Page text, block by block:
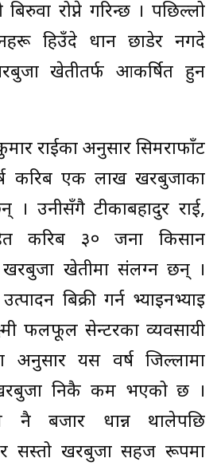
रोप्ने गरिन्छ । पछिल्लो
हिउँदे धान छाडेर नगदे
खेतीतर्फ आकर्षित हुन
राईका अनुसार सिमराफाँट
करिब एक लाख खरबुजाका
। उनीसँगै टीकाबहादुर राई,
करिब ३० जना किसान
खेतीमा संलग्न छन् ।
बिक्री गर्न भ्याइनभ्याइ
फलफूल सेन्टरका व्यवसायी
अनुसार यस वर्ष जिल्लामा
निकै कम भएको छ ।
नै बजार धान्न थालेपछि
र सस्तो खरबुजा सहज रूपमा